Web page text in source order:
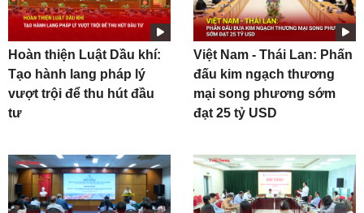
Hoàn thiện Luật Dầu khí:
Tạo hành lang pháp lý
vượt trội để thu hút đầu
tư
Việt Nam - Thái Lan: Phấn
đấu kim ngạch thương
mại song phương sớm
đạt 25 tỷ USD